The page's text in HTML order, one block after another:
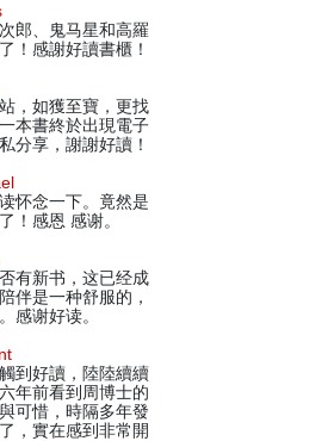
郎、鬼马星和高羅
！感謝好讀書櫃！
，如獲至寶，更找
本書終於出現電子
分享，謝謝好讀！
怀念一下。竟然是
！感恩 感谢。
有新书，这已经成
伴是一种舒服的，
感谢好读。
到好讀，陸陸續續
年前看到周博士的
可惜，時隔多年發
，實在感到非常開